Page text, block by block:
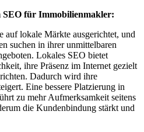
SEO für Immobilienmakler:
auf lokale Märkte ausgerichtet, und
suchen in ihrer unmittelbaren
Lokales SEO bietet
ihre Präsenz im Internet gezielt
Dadurch wird ihre
Eine bessere Platzierung in
zu mehr Aufmerksamkeit seitens
die Kundenbindung stärkt und